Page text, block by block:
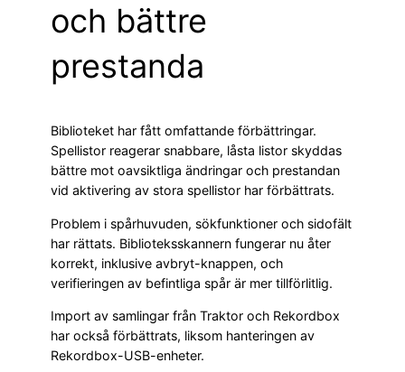
och bättre
prestanda
Biblioteket har fått omfattande förbättringar.
Spellistor reagerar snabbare, låsta listor skyddas
bättre mot oavsiktliga ändringar och prestandan
vid aktivering av stora spellistor har förbättrats.
Problem i spårhuvuden, sökfunktioner och sidofält
har rättats. Biblioteksskannern fungerar nu åter
korrekt, inklusive avbryt-knappen, och
verifieringen av befintliga spår är mer tillförlitlig.
Import av samlingar från Traktor och Rekordbox
har också förbättrats, liksom hanteringen av
Rekordbox-USB-enheter.